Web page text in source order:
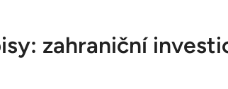
zahraniční